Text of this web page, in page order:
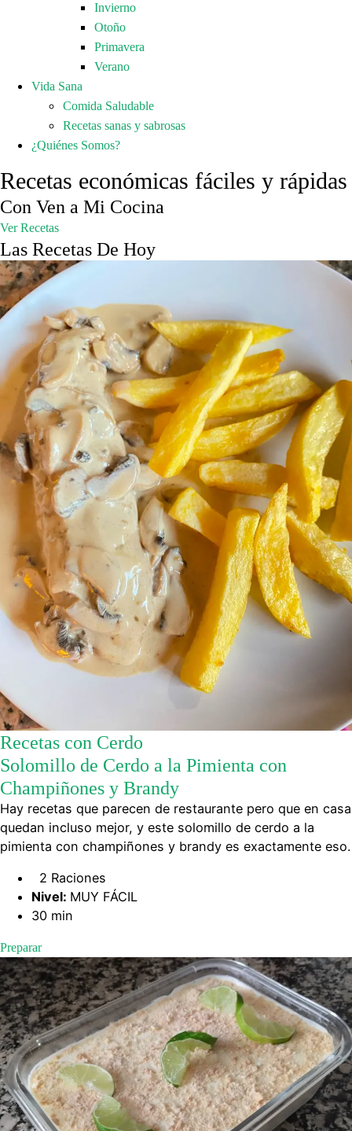
Invierno
Otoño
Primavera
Verano
Vida Sana
Comida Saludable
Recetas sanas y sabrosas
¿Quiénes Somos?
Recetas económicas fáciles y rápidas
Con Ven a Mi Cocina
Ver Recetas
Las Recetas De Hoy
Recetas con Cerdo
Solomillo de Cerdo a la Pimienta con
Champiñones y Brandy
Hay recetas que parecen de restaurante pero que en casa
quedan incluso mejor, y este solomillo de cerdo a la
pimienta con champiñones y brandy es exactamente eso.
2 Raciones
Nivel: MUY FÁCIL
30 min
Preparar